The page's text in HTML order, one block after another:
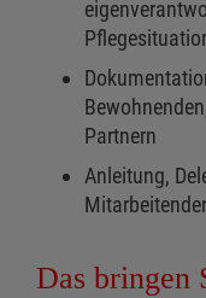
Partnern
Anleitung,
Das bringen